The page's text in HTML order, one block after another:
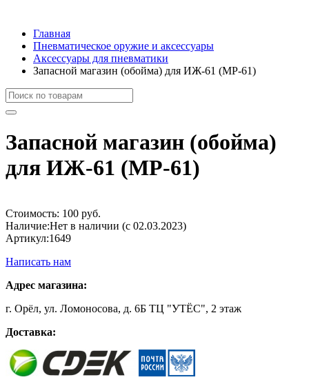
Главная
Пневматическое оружие и аксессуары
Аксессуары для пневматики
Запасной магазин (обойма) для ИЖ-61 (МР-61)
Запасной магазин (обойма)
для ИЖ-61 (МР-61)
Стоимость: 100 руб.
Наличие:Нет в наличии (с 02.03.2023)
Артикул:1649
Написать нам
Адрес магазина:
г. Орёл, ул. Ломоносова, д. 6Б ТЦ "УТЁС", 2 этаж
Доставка: